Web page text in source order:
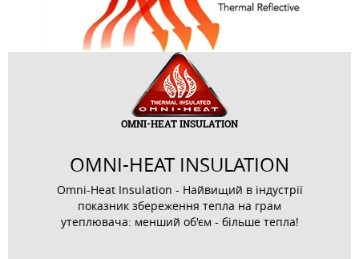
OMNI-HEAT INSULATION
OMNI-HEAT INSULATION
Omni-Heat Insulation - Найвищий в індустрії
показник збереження тепла на грам
утеплювача: менший об'єм - більше тепла!